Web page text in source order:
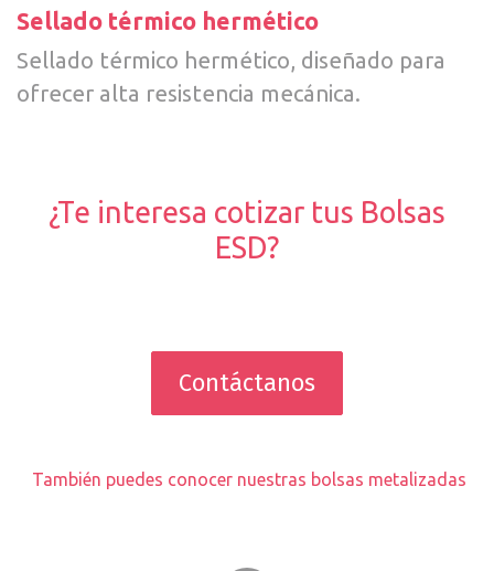
Sellado térmico hermético
Sellado térmico hermético, diseñado para
ofrecer alta resistencia mecánica.
Contáctanos
¿Te interesa cotizar tus Bolsas
ESD?
También puedes conocer nuestras bolsas metalizadas